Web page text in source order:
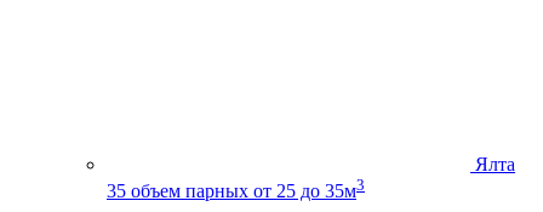
Ялта
35 объем парных от 25 до 35м3